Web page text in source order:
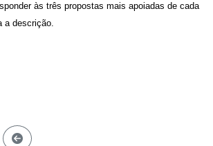
às três propostas mais apoiadas de cada
a descrição.